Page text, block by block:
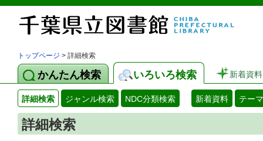
トップページ > 詳細検索
かんたん検索 いろいろ検索 新着資料
詳細検索 ジャンル検索 NDC分類検索 新着資料 テー
詳細検索